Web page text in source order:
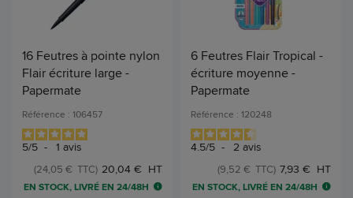
16 Feutres à pointe nylon
Flair écriture large -
Papermate
Référence : 106457
5/5 - 1 avis
20,04 € HT
(24,05 € TTC)
EN STOCK, LIVRÉ EN 24/48H
6 Feutres Flair Tropical -
écriture moyenne -
Papermate
Référence : 120248
4.5/5 - 2 avis
7,93 € HT
(9,52 € TTC)
EN STOCK, LIVRÉ EN 24/48H